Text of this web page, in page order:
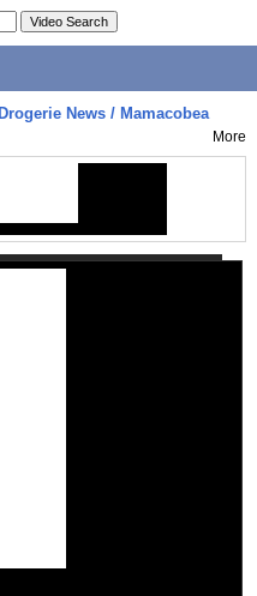
News / Mamacobea
More